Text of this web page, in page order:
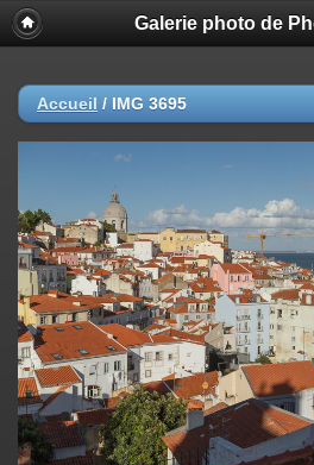
Galerie photo de
Accueil / IMG 3695